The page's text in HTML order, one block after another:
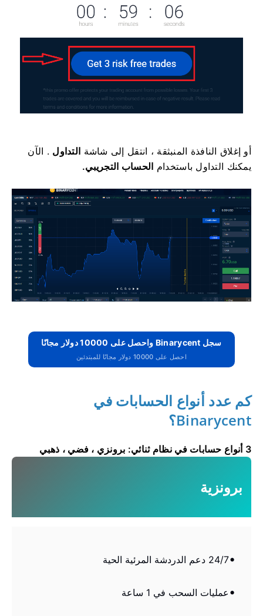
أو إغلاق النافذة المنبثقة ، انتقل إلى شاشة التداول . الآن
يمكنك التداول باستخدام الحساب التجريبي.
سجل Binarycent واحصل على 10000 دولار مجانًا
احصل على 10000 دولار مجانًا للمبتدئين
كم عدد أنواع الحسابات في
Binarycent؟
3 أنواع حسابات في نظام ثنائي: برونزي ، فضي ، ذهبي
برونزية
24/7 دعم الدردشة المرئية الحية
عمليات السحب في 1 ساعة